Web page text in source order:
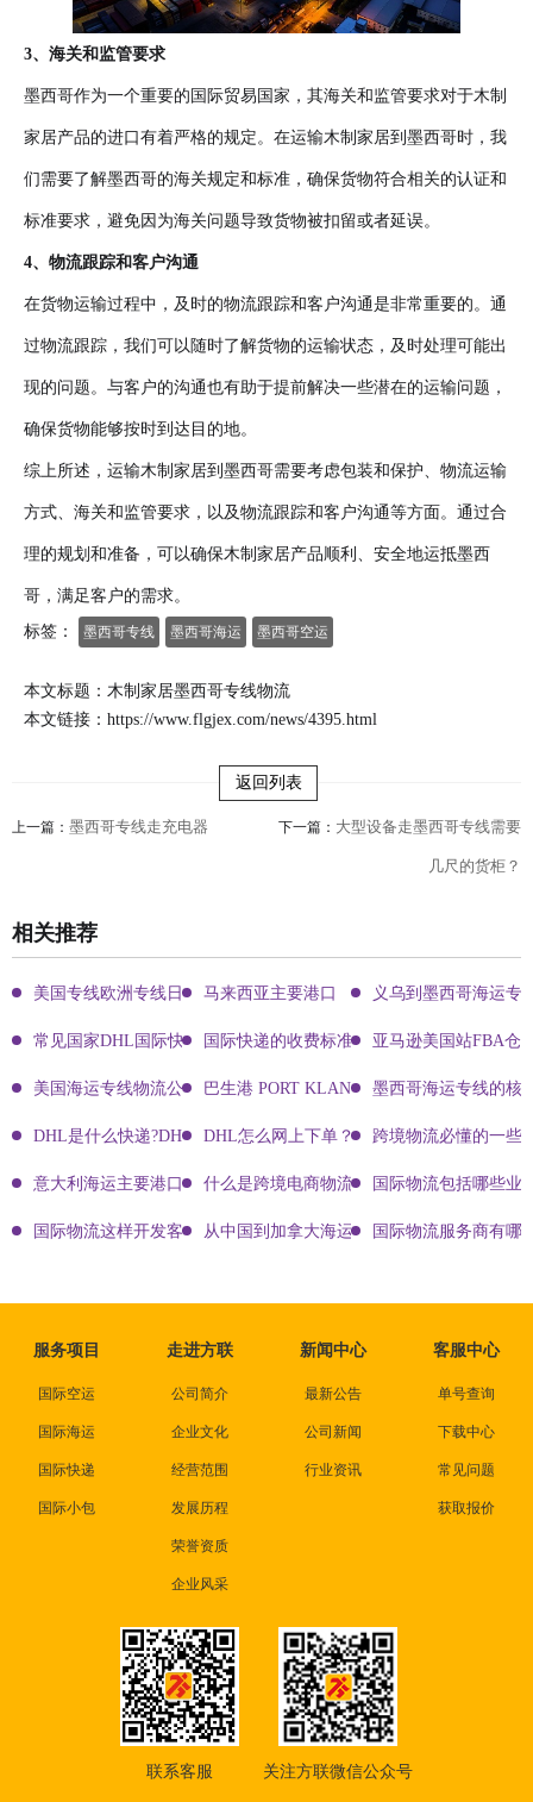
3、海关和监管要求
墨西哥作为一个重要的国际贸易国家，其海关和监管要求对于木制
家居产品的进口有着严格的规定。在运输木制家居到墨西哥时，我
们需要了解墨西哥的海关规定和标准，确保货物符合相关的认证和
标准要求，避免因为海关问题导致货物被扣留或者延误。
4、物流跟踪和客户沟通
在货物运输过程中，及时的物流跟踪和客户沟通是非常重要的。通
过物流跟踪，我们可以随时了解货物的运输状态，及时处理可能出
现的问题。与客户的沟通也有助于提前解决一些潜在的运输问题，
确保货物能够按时到达目的地。
综上所述，运输木制家居到墨西哥需要考虑包装和保护、物流运输
方式、海关和监管要求，以及物流跟踪和客户沟通等方面。通过合
理的规划和准备，可以确保木制家居产品顺利、安全地运抵墨西
哥，满足客户的需求。
标签：
墨西哥专线 墨西哥海运 墨西哥空运
本文标题：木制家居墨西哥专线物流
本文链接： https://www.flgjex.com/news/4395.html
返回列表
上一篇： 墨西哥专线走充电器 下一篇： 大型设备走墨西哥专线需要
几尺的货柜？
相关推荐
美国专线欧洲专线日本专线区别马来西亚主要港口 义乌到墨西哥海运专
常见国家DHL国际快递客服热线国际快递的收费标准!四大国际快递的尺寸重
亚马逊美国站FBA仓
美国海运专线物流公司有哪些?巴生港 PORT KLANG 墨西哥海运专线的核
DHL是什么快递?DHL国际快递介绍DHL怎么网上下单？DHL快递寄件有哪些方
跨境物流必懂的一些
意大利海运主要港口有哪些什么是跨境电商物流? 国际物流包括哪些业
国际物流这样开发客户会让你成为销冠从中国到加拿大海运要多久能到达？
国际物流服务商有哪
服务项目
国际空运
国际海运
国际快递
国际小包
走进方联
公司简介
企业文化
经营范围
发展历程
荣誉资质
企业风采
新闻中心
最新公告
公司新闻
行业资讯
客服中心
单号查询
下载中心
常见问题
获取报价
联系客服 关注方联微信公众号